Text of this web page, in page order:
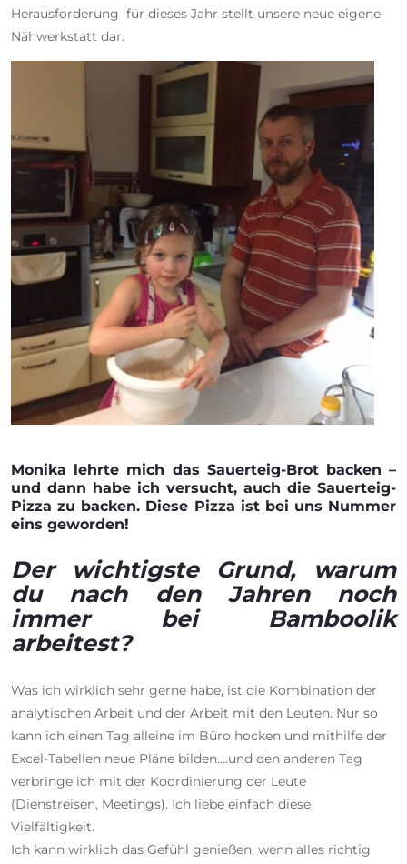
Herausforderung für dieses Jahr stellt unsere neue eigene
Nähwerkstatt dar.
Monika lehrte mich das Sauerteig-Brot backen –
und dann habe ich versucht, auch die Sauerteig-
Pizza zu backen. Diese Pizza ist bei uns Nummer
eins geworden!
Der wichtigste Grund, warum
du nach den Jahren noch
immer bei Bamboolik
arbeitest?
Was ich wirklich sehr gerne habe, ist die Kombination der
analytischen Arbeit und der Arbeit mit den Leuten. Nur so
kann ich einen Tag alleine im Büro hocken und mithilfe der
Excel-Tabellen neue Pläne bilden….und den anderen Tag
verbringe ich mit der Koordinierung der Leute
(Dienstreisen, Meetings). Ich liebe einfach diese
Vielfältigkeit.
Ich kann wirklich das Gefühl genießen, wenn alles richtig